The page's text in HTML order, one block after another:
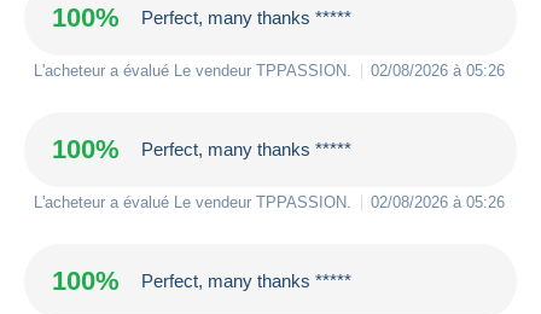
100% Perfect, many thanks *****
L'acheteur a évalué Le vendeur TPPASSION 02/08/2026 à 05:26
100% Perfect, many thanks *****
L'acheteur a évalué Le vendeur TPPASSION 02/08/2026 à 05:26
100% Perfect, many thanks *****